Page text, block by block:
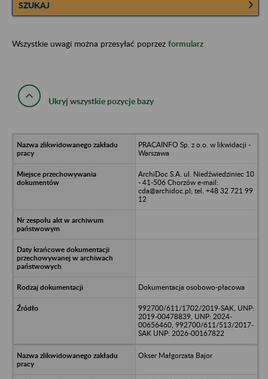
SZUKAJ
Wszystkie uwagi można przesyłać poprzez formularz
Ukryj wszystkie pozycje bazy
PRACAINFO Sp. z o.o. w likwidacji -
Warszawa
ArchiDoc S.A. ul. Niedźwiedziniec 10
- 41-506 Chorzów e-mail:
cda@archidoc.pl; tel. +48 32 721 99
12
Dokumentacja osobowo-płacowa
992700/611/1702/2019-SAK, UNP:
2019-00478839, UNP: 2024-
00656460, 992700/611/513/2017-
SAK UNP: 2026-00167822
Okser Małgorzata Bajor